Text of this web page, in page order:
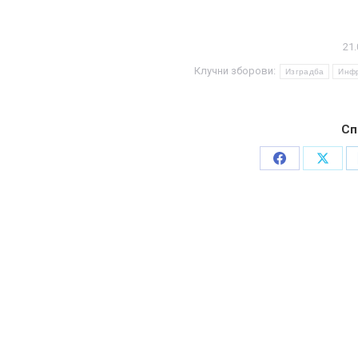
Клучни зборови: Изградба
Share
Share